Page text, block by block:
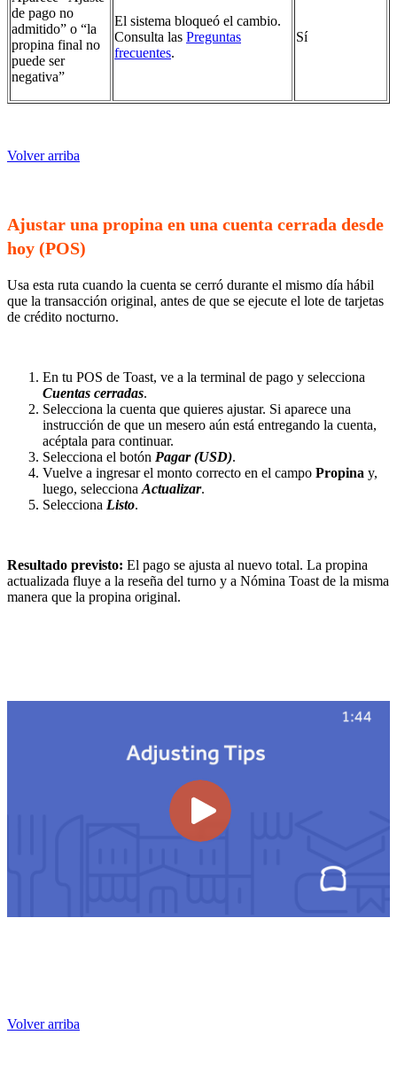
de pago no
admitido” o “la
propina final no
puede ser
negativa”
El sistema bloqueó el cambio.
Consulta las Preguntas
frecuentes.
Sí
Volver arriba
Ajustar una propina en una cuenta cerrada desde
hoy (POS)
Usa esta ruta cuando la cuenta se cerró durante el mismo día hábil
que la transacción original, antes de que se ejecute el lote de tarjetas
de crédito nocturno.
En tu POS de Toast, ve a la terminal de pago y selecciona
Cuentas cerradas.
Selecciona la cuenta que quieres ajustar. Si aparece una
instrucción de que un mesero aún está entregando la cuenta,
acéptala para continuar.
Selecciona el botón Pagar (USD).
Vuelve a ingresar el monto correcto en el campo Propina y,
luego, selecciona Actualizar.
Selecciona Listo.
Resultado previsto: El pago se ajusta al nuevo total. La propina
actualizada fluye a la reseña del turno y a Nómina Toast de la misma
manera que la propina original.
Volver arriba